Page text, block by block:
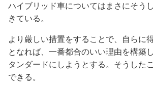
ハイブリッド車についてはまさにそう
きている。
より厳しい措置をすることで、自らに
となれば、一番都合のいい理由を構築
タンダードにしようとする。そうした
できる。